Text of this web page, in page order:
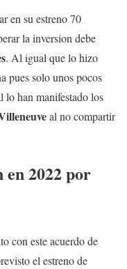
en su estreno 70
la inversion debe
. Al igual que lo hizo
pues solo unos pocos
lo han manifestado los
al no compartir
en 2022 por
con este acuerdo de
el estreno de